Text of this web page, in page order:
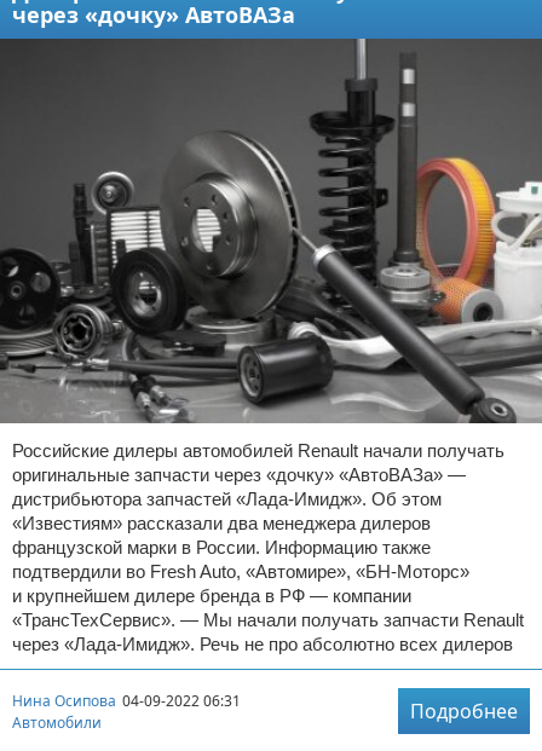
через «дочку» АвтоВАЗа
Российские дилеры автомобилей Renault начали получать
оригинальные запчасти через «дочку» «АвтоВАЗа» —
дистрибьютора запчастей «Лада-Имидж». Об этом
«Известиям» рассказали два менеджера дилеров
французской марки в России. Информацию также
подтвердили во Fresh Auto, «Автомире», «БН-Моторс»
и крупнейшем дилере бренда в РФ — компании
«ТрансТехСервис». — Мы начали получать запчасти Renault
через «Лада-Имидж». Речь не про абсолютно всех дилеров
Нина Осипова 04-09-2022 06:31
Автомобили
Подробнее